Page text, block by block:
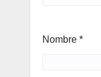
Nombre *